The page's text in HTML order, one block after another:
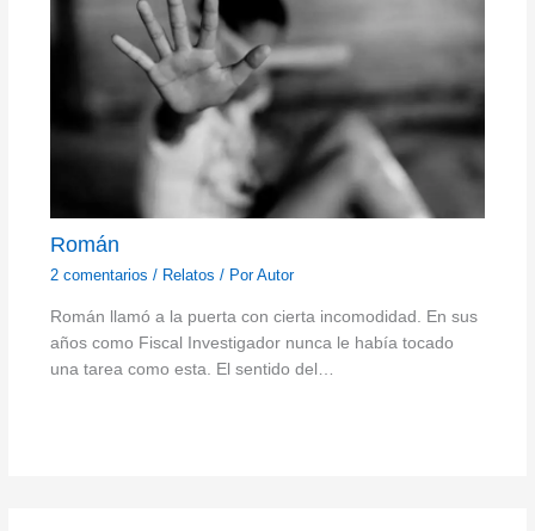
Román
2 comentarios / Relatos / PorAutor
Román llamó a la puerta con cierta incomodidad. En sus
años como Fiscal Investigador nunca le había tocado
una tarea como esta. El sentido del…